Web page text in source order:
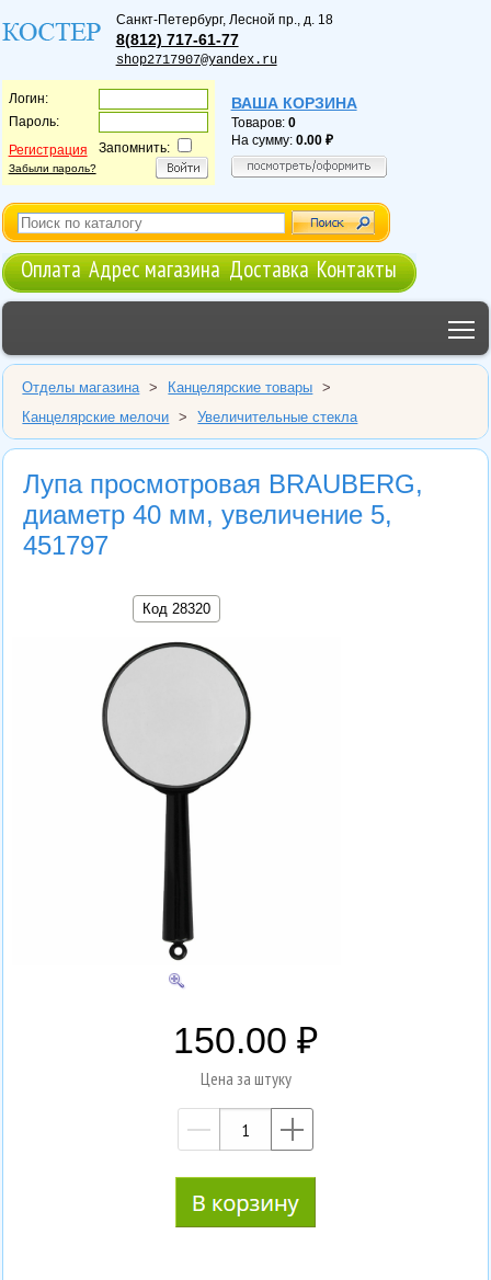
Санкт-Петербург, Лесной пр., д. 18
8(812) 717-61-77
shop2717907@yandex.ru
Логин:
Пароль:
Регистрация
Забыли пароль?
Запомнить:
ВАША КОРЗИНА
Товаров: 0
На сумму: 0.00
Оплата Адрес магазина Доставка Контакты
Отделы магазина > Канцелярские товары
>
Канцелярские мелочи
> Увеличительные стекла
Лупа просмотровая BRAUBERG,
диаметр 40 мм, увеличение 5,
451797
Код 28320
150.00
Цена за штуку
—